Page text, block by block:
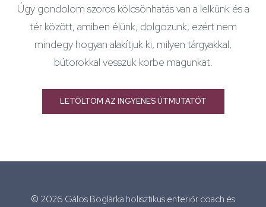
Úgy gondolom szoros kölcsönhatás van a lelkünk és a
tér között, amiben élünk, dolgozunk, ezért nem
mindegy hogyan alakítjuk ki, milyen tárgyakkal,
bútorokkal vesszük körbe magunkat.
LETÖLTÖM AZ INGYENES ÚTMUTATÓT
© 2026 Gálos Boglárka holisztikus enteriőr coach és